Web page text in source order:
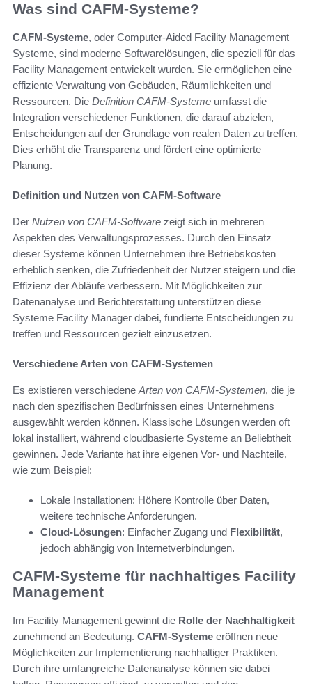
Was sind CAFM-Systeme?
CAFM-Systeme, oder Computer-Aided Facility Management
Systeme, sind moderne Softwarelösungen, die speziell für das
Facility Management entwickelt wurden. Sie ermöglichen eine
effiziente Verwaltung von Gebäuden, Räumlichkeiten und
Ressourcen. Die Definition CAFM-Systeme umfasst die
Integration verschiedener Funktionen, die darauf abzielen,
Entscheidungen auf der Grundlage von realen Daten zu treffen.
Dies erhöht die Transparenz und fördert eine optimierte
Planung.
Definition und Nutzen von CAFM-Software
Der Nutzen von CAFM-Software zeigt sich in mehreren
Aspekten des Verwaltungsprozesses. Durch den Einsatz
dieser Systeme können Unternehmen ihre Betriebskosten
erheblich senken, die Zufriedenheit der Nutzer steigern und die
Effizienz der Abläufe verbessern. Mit Möglichkeiten zur
Datenanalyse und Berichterstattung unterstützen diese
Systeme Facility Manager dabei, fundierte Entscheidungen zu
treffen und Ressourcen gezielt einzusetzen.
Verschiedene Arten von CAFM-Systemen
Es existieren verschiedene Arten von CAFM-Systemen, die je
nach den spezifischen Bedürfnissen eines Unternehmens
ausgewählt werden können. Klassische Lösungen werden oft
lokal installiert, während cloudbasierte Systeme an Beliebtheit
gewinnen. Jede Variante hat ihre eigenen Vor- und Nachteile,
wie zum Beispiel:
Lokale Installationen: Höhere Kontrolle über Daten,
weitere technische Anforderungen.
Cloud-Lösungen: Einfacher Zugang und Flexibilität,
jedoch abhängig von Internetverbindungen.
CAFM-Systeme für nachhaltiges Facility
Management
Im Facility Management gewinnt die Rolle der Nachhaltigkeit
zunehmend an Bedeutung. CAFM-Systeme eröffnen neue
Möglichkeiten zur Implementierung nachhaltiger Praktiken.
Durch ihre umfangreiche Datenanalyse können sie dabei